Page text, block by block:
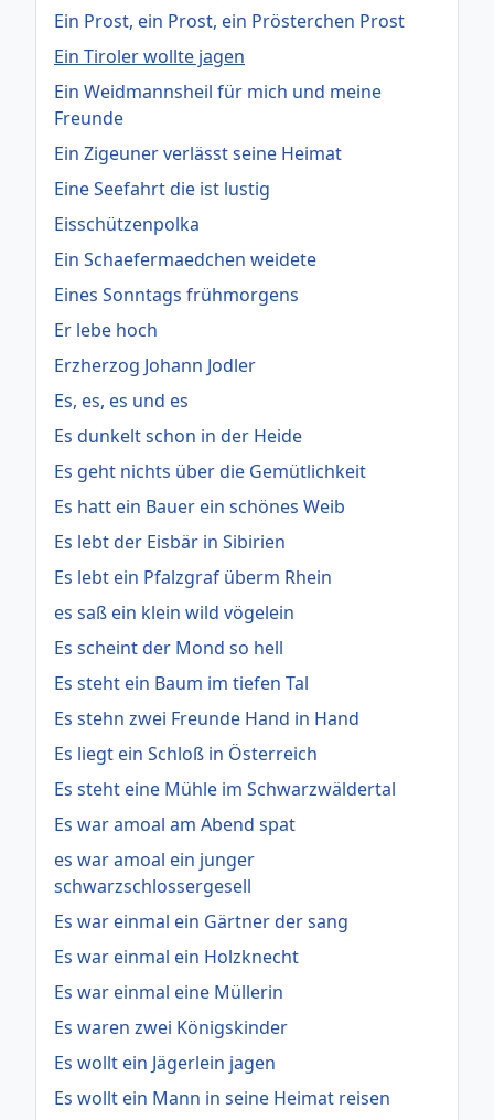
Ein Prost, ein Prost, ein Prösterchen Prost
Ein Tiroler wollte jagen
Ein Weidmannsheil für mich und meine
Freunde
Ein Zigeuner verlässt seine Heimat
Eine Seefahrt die ist lustig
Eisschützenpolka
Ein Schaefermaedchen weidete
Eines Sonntags frühmorgens
Er lebe hoch
Erzherzog Johann Jodler
Es, es, es und es
Es dunkelt schon in der Heide
Es geht nichts über die Gemütlichkeit
Es hatt ein Bauer ein schönes Weib
Es lebt der Eisbär in Sibirien
Es lebt ein Pfalzgraf überm Rhein
es saß ein klein wild vögelein
Es scheint der Mond so hell
Es steht ein Baum im tiefen Tal
Es stehn zwei Freunde Hand in Hand
Es liegt ein Schloß in Österreich
Es steht eine Mühle im Schwarzwäldertal
Es war amoal am Abend spat
es war amoal ein junger
schwarzschlossergesell
Es war einmal ein Gärtner der sang
Es war einmal ein Holzknecht
Es war einmal eine Müllerin
Es waren zwei Königskinder
Es wollt ein Jägerlein jagen
Es wollt ein Mann in seine Heimat reisen